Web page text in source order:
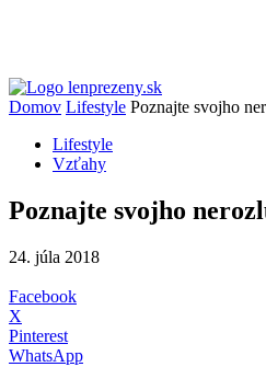
Domov Lifestyle Poznajte svojho
Lifestyle
Vzťahy
Poznajte svojho
24. júla 2018
Facebook
X
Pinterest
WhatsApp